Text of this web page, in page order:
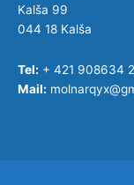
Kalša 99
044 18 Kalša
Tel: + 421 908634
Mail: